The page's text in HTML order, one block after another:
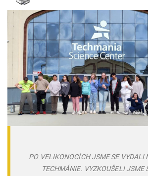
PO VELIKONOCÍCH JSME SE VYDALI
TECHMÁNIE. VYZKOUŠELI JSME